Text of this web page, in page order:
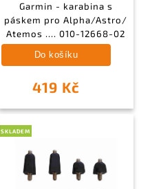
Garmin - karabina s
páskem pro Alpha/Astro/
Atemos .... 010-12668-02
419 Kč
Do košíku
SKLADEM